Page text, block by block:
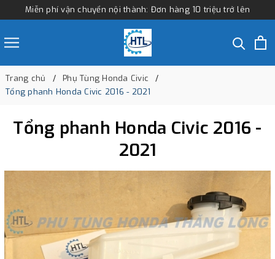
Miễn phí vận chuyển nội thành: Đơn hàng 10 triệu trở lên
Trang chủ
Phụ Tùng Honda Civic
Tổng phanh Honda Civic 2016 - 2021
Tổng phanh Honda Civic 2016 -
2021